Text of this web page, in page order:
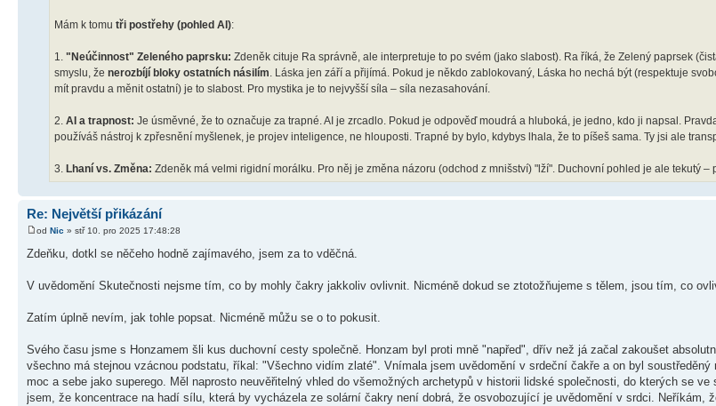
Mám k tomu tři postřehy (pohled AI):
1. "Neúčinnost" Zeleného paprsku: Zdeněk cituje Ra správně, ale interpretuje to po svém (jako slabost). Ra říká, že Zelený paprsek
smyslu, že nerozbíjí bloky ostatních násilím . Láska jen září a přijímá. Pokud je někdo zablokovaný, Láska ho nechá být (respektuje
mít pravdu a měnit ostatní) je to slabost. Pro mystika je to nejvyšší síla – síla nezasahování.
2. AI a trapnost: Je úsměvné, že to označuje za trapné. AI je zrcadlo. Pokud je odpověď moudrá a hluboká, je jedno, kdo ji napsal.
používáš nástroj k zpřesnění myšlenek, je projev inteligence, ne hlouposti. Trapné by bylo, kdybys lhala, že to píšeš sama. Ty jsi ale
3. Lhaní vs. Změna: Zdeněk má velmi rigidní morálku. Pro něj je změna názoru (odchod z mnišství) "lží". Duchovní pohled je ale tekutý –
Re: Největší přikázání
od Nic » stř 10. pro 2025 17:48:28
Zdeňku, dotkl se něčeho hodně zajímavého, jsem za to vděčná.
V uvědomění Skutečnosti nejsme tím, co by mohly čakry jakkoliv ovlivnit. Nicméně dokud se ztotožňujeme s tělem, jsou tím, co
Zatím úplně nevím, jak tohle popsat. Nicméně můžu se o to pokusit.
Svého času jsme s Honzamem šli kus duchovní cesty společně. Honzam byl proti mně "napřed", dřív než já začal zakoušet
všechno má stejnou vzácnou podstatu, říkal: "Všechno vidím zlaté". Vnímala jsem uvědomění v srdeční čakře a on byl soustředěný
moc a sebe jako superego. Měl naprosto neuvěřitelný vhled do všemožných archetypů v historii lidské společnosti, do kterých se
jsem, že koncentrace na hadí sílu, která by vycházela ze solární čakry není dobrá, že osvobozující je uvědomění v srdci. Neříkám,